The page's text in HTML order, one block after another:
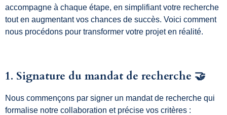
accompagne à chaque étape, en simplifiant votre recherche
tout en augmentant vos chances de succès. Voici comment
nous procédons pour transformer votre projet en réalité.
1. Signature du mandat de recherche 🤝
Nous commençons par signer un mandat de recherche qui
formalise notre collaboration et précise vos critères :